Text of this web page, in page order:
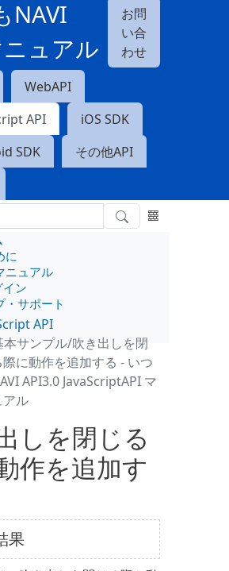
NAVI
ュアル
お問
い合
わせ
WebAPI
API
iOS SDK
SDK
その他API
に
ニュアル
イン
・サポート
API
本サンプル/吹き出しを閉
際に動作を追加する - いつ
API3.0 JavaScriptAPI マ
アル
しを閉じる
作を追加す
果